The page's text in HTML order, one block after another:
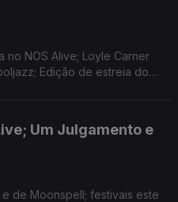
no NOS Alive; Loyle Carner
Edição de estreia do
Um Julgamento e
de Moonspell; festivais este